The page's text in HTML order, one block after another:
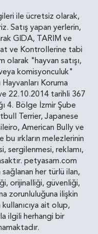
ile ücretsiz olarak,
Satış yapan yerlerin,
GIDA, TARIM ve
ve Kontrollerine tabi
olarak "hayvan satışı,
komisyonculuk"
Koruma
22.10.2014 tarihli 367
4. Bölge İzmir Şube
Terrier, Japanese
American Bully ve
ırkların melezlerinin
sergilenmesi, reklamı,
petyasam.com
her türlü ilan,
orijinalliği, güvenliği,
zorunluluğuna ilişkin
ait olup,
ilgili herhangi bir